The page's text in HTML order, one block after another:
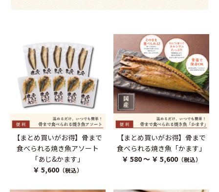
【まとめ買いがお得】骨まで
食べられる焼き魚アソート
「あじ&かます」
￥ 5,600（税込）
【まとめ買いがお得】骨まで
食べられる焼き魚「かます」
￥ 580 ～ ￥ 5,600（税込）